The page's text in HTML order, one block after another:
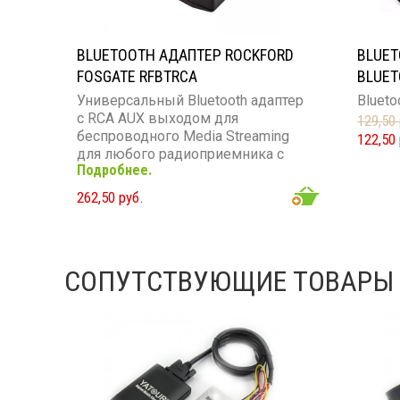
BLUETOOTH АДАПТЕР ROCKFORD
FOSGATE RFBTRCA
Универсальный Bluetooth адаптер
с RCA AUX выходом для
беспроводного Media Streaming
для любого радиоприемника с
RCA AUX входом
Подробнее.
262,50 руб.
129,50
122,50
СОПУТСТВУЮЩИЕ ТОВАРЫ